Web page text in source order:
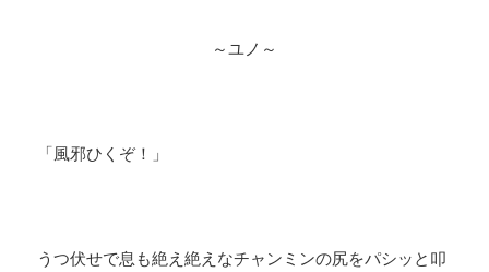
～ユノ～
「風邪ひくぞ！」
うつ伏せで息も絶え絶えなチャンミンの尻をパシッと叩